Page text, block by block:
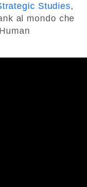
Studies,
al mondo che